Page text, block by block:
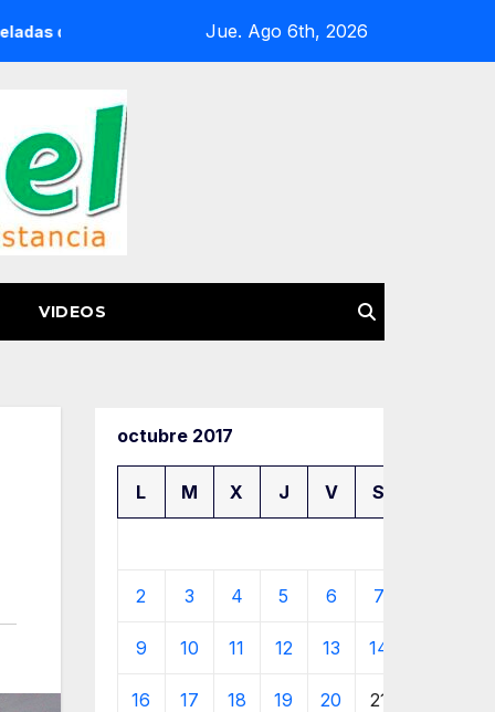
en 8 meses ¿Te llaman de otro estado? Estas ladas
Jue. Ago 6th, 2026
VIDEOS
octubre 2017
L M X J V S
2 3 4 5 6 7
9 10 11 12 13 14
16 17 18 19 20 21